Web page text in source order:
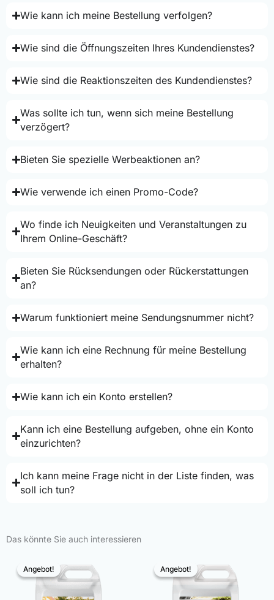
Wie kann ich meine Bestellung verfolgen?
Wie sind die Öffnungszeiten Ihres Kundendienstes?
Wie sind die Reaktionszeiten des Kundendienstes?
Was sollte ich tun, wenn sich meine Bestellung
verzögert?
Bieten Sie spezielle Werbeaktionen an?
Wie verwende ich einen Promo-Code?
Wo finde ich Neuigkeiten und Veranstaltungen zu
Ihrem Online-Geschäft?
Bieten Sie Rücksendungen oder Rückerstattungen
an?
Warum funktioniert meine Sendungsnummer nicht?
Wie kann ich eine Rechnung für meine Bestellung
erhalten?
Wie kann ich ein Konto erstellen?
Kann ich eine Bestellung aufgeben, ohne ein Konto
einzurichten?
Ich kann meine Frage nicht in der Liste finden, was
soll ich tun?
Das könnte Sie auch interessieren
Angebot!
Angebot! Angebot!
Angebot!